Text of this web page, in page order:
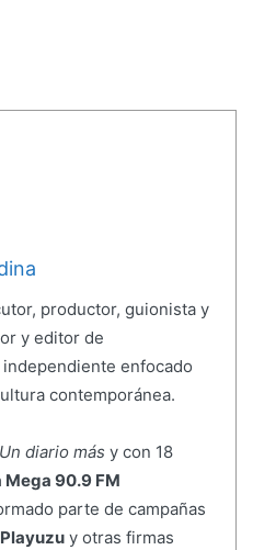
productor, guionista y
y editor de
independiente enfocado
contemporánea.
Un diario más y con 18
Mega 90.9 FM
parte de campañas
Playuzuy otras firmas